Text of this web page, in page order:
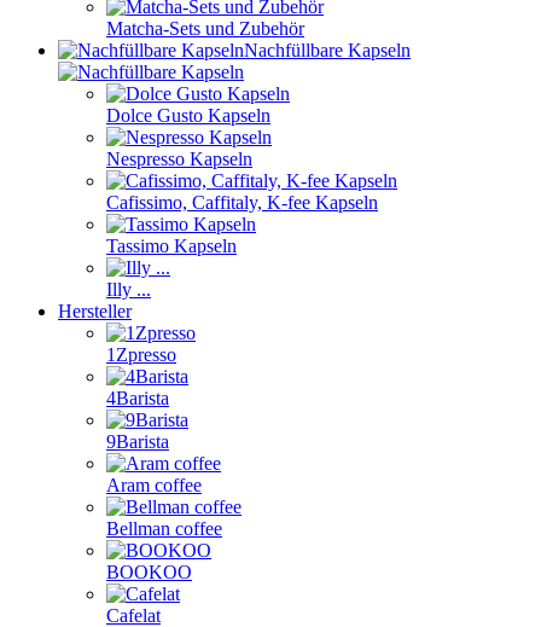
Matcha-Sets und Zubehör
Nachfüllbare Kapseln
Dolce Gusto Kapseln
Nespresso Kapseln
Cafissimo, Caffitaly, K-fee Kapseln
Tassimo Kapseln
Illy ...
Hersteller
1Zpresso
4Barista
9Barista
Aram coffee
Bellman coffee
BOOKOO
Cafelat